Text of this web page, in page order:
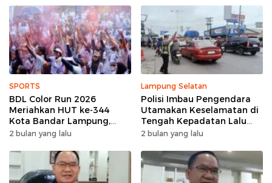
SPORTS
BDL Color Run 2026
Meriahkan HUT ke-344
Kota Bandar Lampung,
Wujud Semangat Sehat
2 bulan yang lalu
Lampung Selatan
Polisi Imbau Pengendara
Utamakan Keselamatan di
Tengah Kepadatan Lalu
Lintas Pagi Hari
2 bulan yang lalu